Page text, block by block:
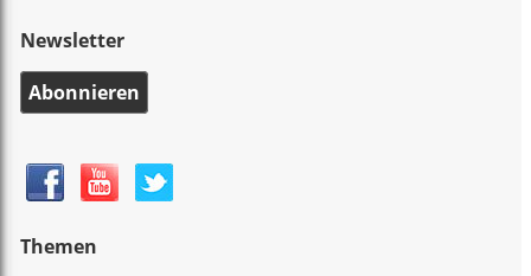
Newsletter
Abonnieren
Themen